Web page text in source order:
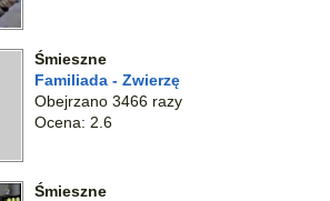
Śmieszne
Familiada - Zwierzę
Obejrzano 3466 razy
Ocena: 2.6
Śmieszne